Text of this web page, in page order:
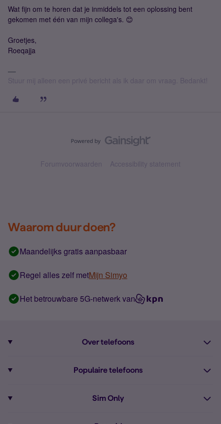
Wat fijn om te horen dat je inmiddels tot een oplossing bent
gekomen met één van mijn collega's. 😊
Groetjes,
Roeqajja
Stuur mij alleen een privé bericht als ik daar om vraag. Bedankt!
Forumvoorwaarden Accessibility statement
Waarom duur doen?
Maandelijks gratis aanpasbaar
Regel alles zelf metMijn Simyo
Het betrouwbare 5G-netwerk van
Over telefoons
Alle telefoons
Populaire telefoons
Sim Only